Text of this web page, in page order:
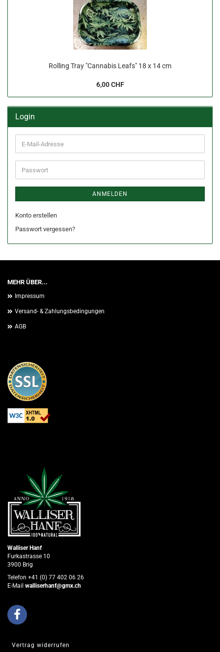
Rolling Tray "Cannabis Leafs" 18 x 14 cm
6,00 CHF
Login
E-
Mail-
Adresse
Passwort
ANMELDEN
Konto erstellen
Passwort vergessen?
MEHR ÜBER...
Impressum
Versand- & Zahlungsbedingungen
AGB
Walliser Hanf
Furkastrasse 10
3900 Brig
Telefon +41 (0) 77 402 06 26
E-Mail walliserhanf@gmx.ch
Vertrag widerrufen